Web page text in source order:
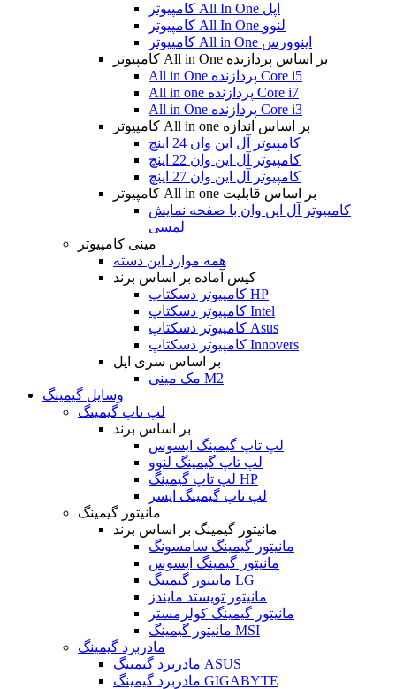
کامپیوتر All In One اپل
کامپیوتر All In One لنوو
کامپیوتر All in One اینوورس
کامپیوتر All in One بر اساس پردازنده
All in One پردازنده Core i5
All in one پردازنده Core i7
All in One پردازنده Core i3
کامپیوتر All in one بر اساس اندازه
کامپیوتر آل این وان 24 اینچ
کامپیوتر آل این وان 22 اینچ
کامپیوتر آل این وان 27 اینچ
کامپیوتر All in one بر اساس قابلیت
کامپیوتر آل این وان با صفحه نمایش
لمسی
مینی کامپیوتر
همه موارد این دسته
کیس آماده بر اساس برند
کامپیوتر دسکتاپ HP
کامپیوتر دسکتاپ Intel
کامپیوتر دسکتاپ Asus
کامپیوتر دسکتاپ Innovers
بر اساس سری اپل
مک مینی M2
وسایل گیمینگ
لپ تاپ گیمینگ
بر اساس برند
لپ تاپ گیمینگ ایسوس
لپ تاپ گیمینگ لنوو
لپ تاپ گیمینگ HP
لپ تاپ گیمینگ ایسر
مانیتور گیمینگ
مانیتور گیمینگ بر اساس برند
مانیتور گیمینگ سامسونگ
مانیتور گیمینگ ایسوس
مانیتور گیمینگ LG
مانیتور تویستد مایندز
مانیتور گیمینگ کولرمستر
مانیتور گیمینگ MSI
مادربرد گیمینگ
مادربرد گیمینگ ASUS
مادربرد گیمینگ GIGABYTE